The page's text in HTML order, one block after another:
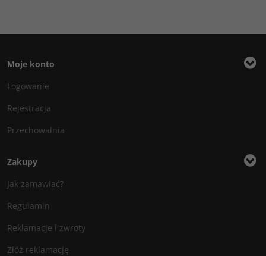
Moje konto
Logowanie
Rejestracja
Przechowalnia
Zakupy
Jak zamawiać?
Regulamin
Reklamacje i zwroty
Złóż reklamację